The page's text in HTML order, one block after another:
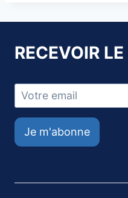
RECEVOIR
Je m'abonne